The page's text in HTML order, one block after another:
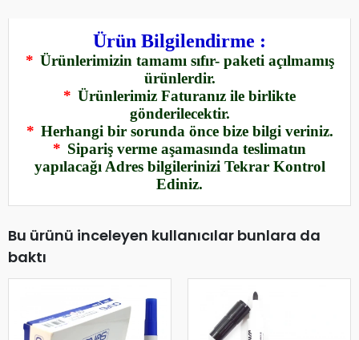
Ürün Bilgilendirme :
* Ürünlerimizin tamamı sıfır- paketi açılmamış
ürünlerdir.
* Ürünlerimiz Faturanız ile birlikte
gönderilecektir.
* Herhangi bir sorunda önce bize bilgi veriniz.
* Sipariş verme aşamasında teslimatın
yapılacağı Adres bilgilerinizi Tekrar Kontrol
Ediniz.
Bu ürünü inceleyen kullanıcılar bunlara da
baktı